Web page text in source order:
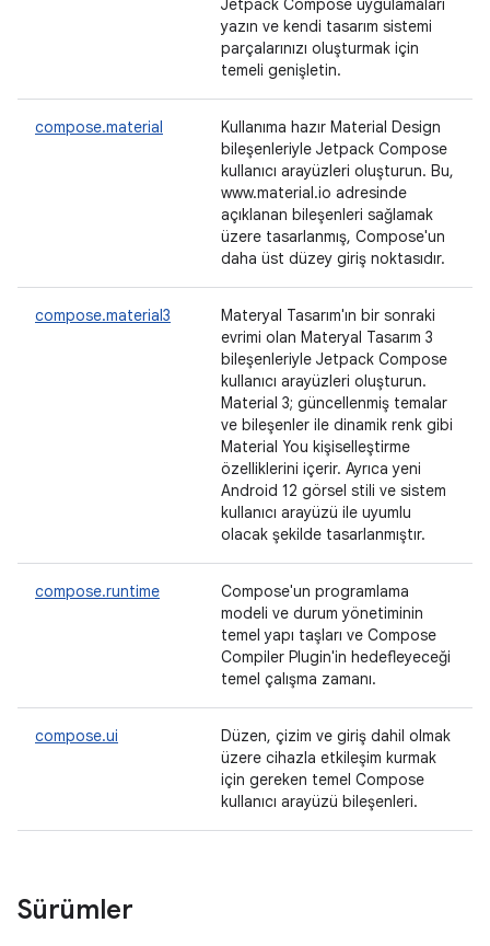
Jetpack Compose uygulamaları
yazın ve kendi tasarım sistemi
parçalarınızı oluşturmak için
temeli genişletin.
compose.material
Kullanıma hazır Material Design
bileşenleriyle Jetpack Compose
kullanıcı arayüzleri oluşturun. Bu,
www.material.io adresinde
açıklanan bileşenleri sağlamak
üzere tasarlanmış, Compose'un
daha üst düzey giriş noktasıdır.
compose.material3
Materyal Tasarım'ın bir sonraki
evrimi olan Materyal Tasarım 3
bileşenleriyle Jetpack Compose
kullanıcı arayüzleri oluşturun.
Material 3; güncellenmiş temalar
ve bileşenler ile dinamik renk gibi
Material You kişiselleştirme
özelliklerini içerir. Ayrıca yeni
Android 12 görsel stili ve sistem
kullanıcı arayüzü ile uyumlu
olacak şekilde tasarlanmıştır.
compose.runtime
Compose'un programlama
modeli ve durum yönetiminin
temel yapı taşları ve Compose
Compiler Plugin'in hedefleyeceği
temel çalışma zamanı.
compose.ui
Düzen, çizim ve giriş dahil olmak
üzere cihazla etkileşim kurmak
için gereken temel Compose
kullanıcı arayüzü bileşenleri.
Sürümler